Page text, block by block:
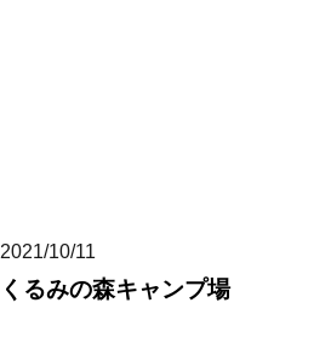
2021/10/11
くるみの森キャンプ場